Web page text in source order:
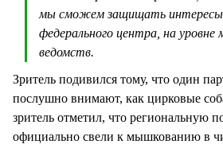
мы сможем защищать интересы
федерального центра, на
ведомств.
Зритель подивился тому, что один
послушно внимают, как цирковые
зритель отметил, что региональную
официально свели к мышкованию в